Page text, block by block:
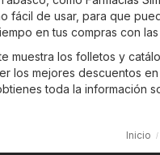
fácil de usar, para que
en tus compras con
muestra los folletos y
los mejores descuentos
toda la información
Inicio